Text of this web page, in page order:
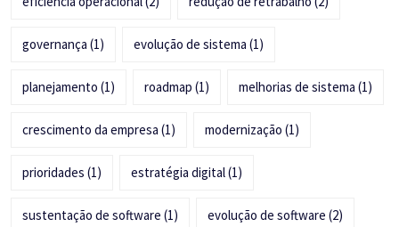
governança (1) evolução de sistema (1)
planejamento (1) roadmap (1) melhorias de sistema (1)
crescimento da empresa (1) modernização (1)
prioridades (1) estratégia digital(1)
sustentação de software (1) evolução de software (2)